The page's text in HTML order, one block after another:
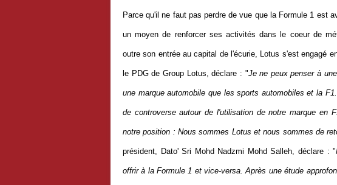
Parce qu'il ne faut pas perdre de vue que la Formule 1 est
un moyen de renforcer ses activités dans le coeur de
outre son entrée au capital de l'écurie, Lotus s'est engagé
le PDG de Group Lotus, déclare : "Je ne peux penser à
une marque automobile que les sports automobiles et la
de controverse autour de l'utilisation de notre marque en
notre position : Nous sommes Lotus et nous sommes de
président, Dato' Sri Mohd Nadzmi Mohd Salleh, déclare : "
offrir à la Formule 1 et vice-versa. Après une étude